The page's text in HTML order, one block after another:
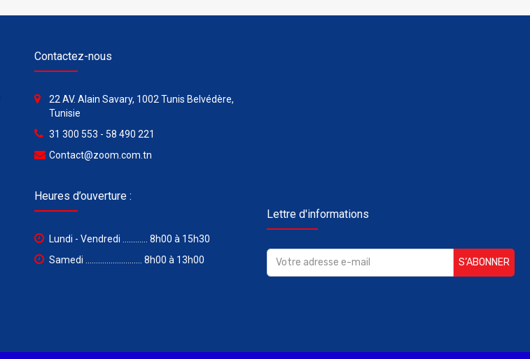
Contactez-nous
22 AV. Alain Savary, 1002 Tunis Belvédère,
Tunisie
31 300 553 - 58 490 221
Contact@zoom.com.tn
Heures d’ouverture :
Lundi - Vendredi ............ 8h00 à 15h30
Samedi ........................... 8h00 à 13h00
Lettre d'informations
S’ABONNER